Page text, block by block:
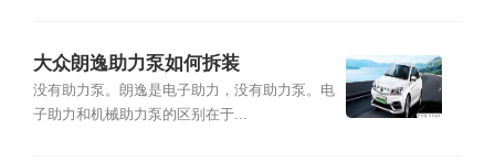
大众朗逸助力泵如何拆装
没有助力泵。朗逸是电子助力，没有助力泵。电
子助力和机械助力泵的区别在于...